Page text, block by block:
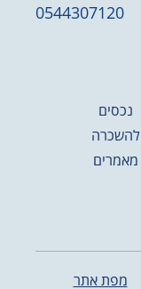
0544307120
נכסים
להשכרה
מאמרים
מפת אתר